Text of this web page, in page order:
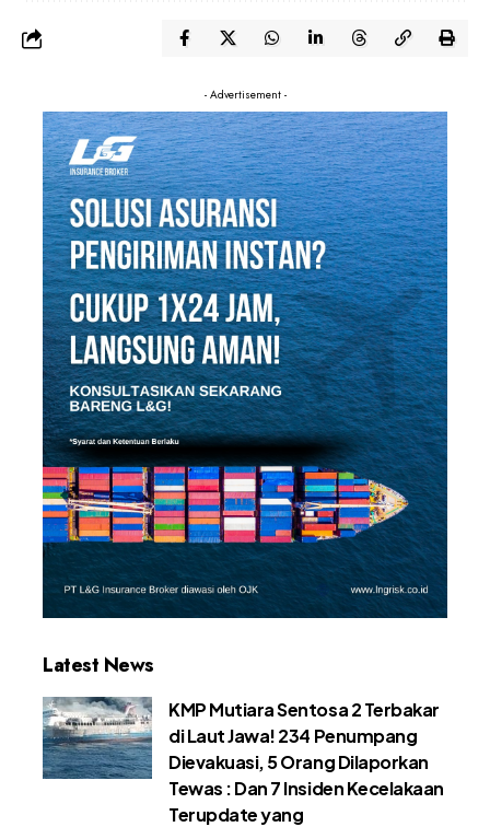
- Advertisement -
Latest News
KMP Mutiara Sentosa 2 Terbakar
di Laut Jawa! 234 Penumpang
Dievakuasi, 5 Orang Dilaporkan
Tewas : Dan 7 Insiden Kecelakaan
Terupdate yang